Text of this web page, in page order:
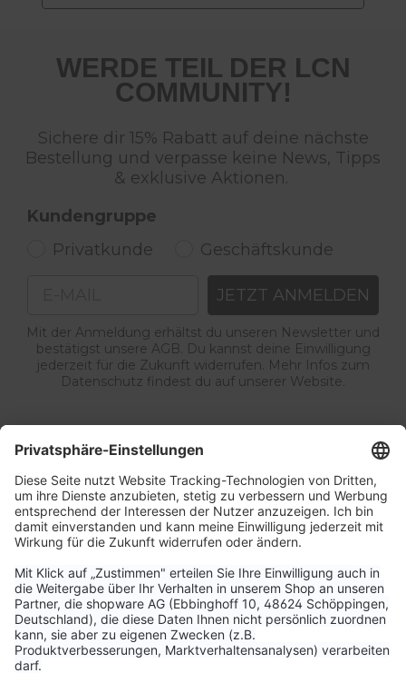
WERDE TEIL DER LCN
COMMUNITY!
Sichere dir 15% Rabatt auf deine nächste
Bestellung und verpasse keine News, Tipps
& exklusive Aktionen.
Kundengruppe
Privatkunde
Geschäftskunde
JETZT ANMELDEN
Mit der Anmeldung erhältst du unseren Newsletter und
bestätigst unsere AGB. Du kannst deine Einwilligung
jederzeit für die Zukunft widerrufen. Mehr Infos zum
Datenschutz findest du auf unserer Website.
Unternehmen
Aktuelle Themen